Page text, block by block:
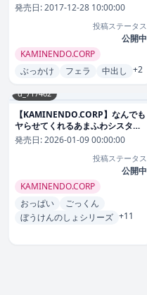
発売日:2017-12-28 10:00:00
投稿ステータス
公開中
KAMINENDO.CORP
ぶっかけ
フェラ 中出し +2
d_717462
【KAMINENDO.CORP】なんでも
ヤらせてくれるあまふわシスター
サキュバス懺悔射精
ファンタジ
ー
発売日:2026-01-09 00:00:00
投稿ステータス
公開中
KAMINENDO.CORP
おっぱい
ごっくん
ぼうけんのしょシリーズ +11